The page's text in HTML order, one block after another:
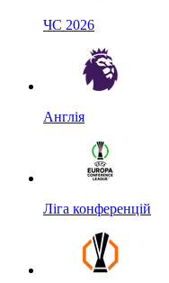
ЧС 2026
Англія
Ліга конференцій